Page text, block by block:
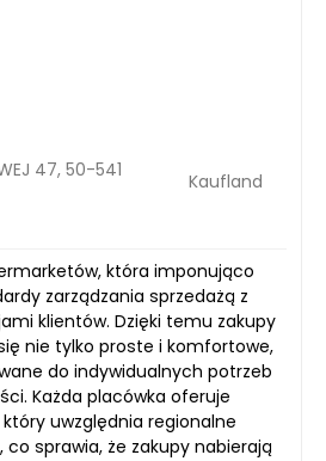
47, 50-541
Kaufland
która imponująco
zarządzania sprzedażą z
klientów. Dzięki temu zakupy
nie tylko proste i komfortowe,
do indywidualnych potrzeb
Każda placówka oferuje
uwzględnia regionalne
sprawia, że zakupy nabierają